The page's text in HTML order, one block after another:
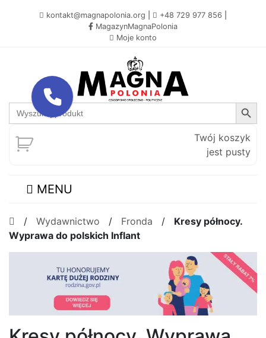
kontakt@magnapolonia.org +48 729 977 856
MagazynMagnaPolonia
Moje konto
Search
for:
Search Button
Twój koszyk
jest pusty
MENU
/ Wydawnictwo / Fronda / Kresy północy.
Wyprawa do polskich Inflant